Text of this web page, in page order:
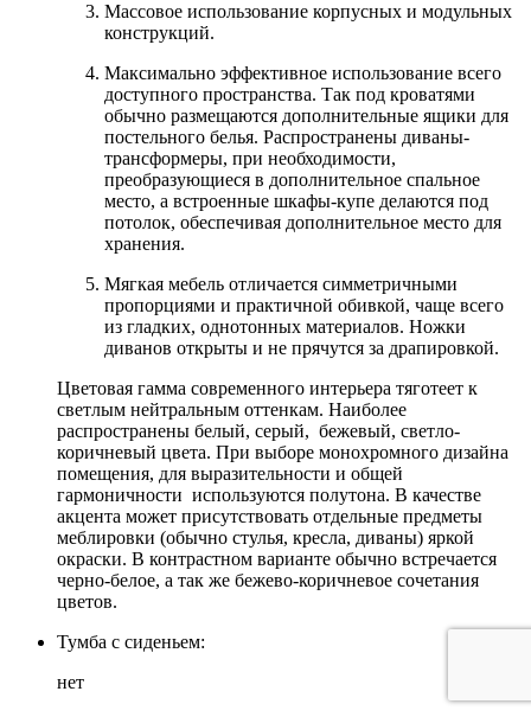
Массовое использование корпусных и модульных
конструкций.
Максимально эффективное использование всего
доступного пространства. Так под кроватями
обычно размещаются дополнительные ящики для
постельного белья. Распространены диваны-
трансформеры, при необходимости,
преобразующиеся в дополнительное спальное
место, а встроенные шкафы-купе делаются под
потолок, обеспечивая дополнительное место для
хранения.
Мягкая мебель отличается симметричными
пропорциями и практичной обивкой, чаще всего
из гладких, однотонных материалов. Ножки
диванов открыты и не прячутся за драпировкой.
Цветовая гамма современного интерьера тяготеет к
светлым нейтральным оттенкам. Наиболее
распространены белый, серый, бежевый, светло-
коричневый цвета. При выборе монохромного дизайна
помещения, для выразительности и общей
гармоничности используются полутона. В качестве
акцента может присутствовать отдельные предметы
меблировки (обычно стулья, кресла, диваны) яркой
окраски. В контрастном варианте обычно встречается
черно-белое, а так же бежево-коричневое сочетания
цветов.
Тумба с сиденьем:
нет